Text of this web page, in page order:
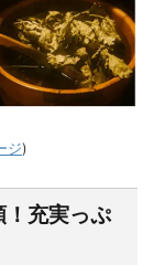
ジ)
充実っぷ